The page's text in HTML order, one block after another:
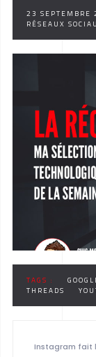
23 SEPTEMBRE
RÉSEAUX
TAGS :
THREADS
Instagram fait